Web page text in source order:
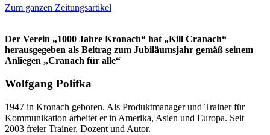
Zum ganzen Zeitungsartikel
Der Verein „1000 Jahre Kronach“ hat „Kill Cranach“
herausgegeben als Beitrag zum Jubiläumsjahr gemäß seinem
Anliegen „Cranach für alle“
Wolfgang Polifka
1947 in Kronach geboren. Als Produktmanager und Trainer für
Kommunikation arbeitet er in Amerika, Asien und Europa. Seit
2003 freier Trainer, Dozent und Autor.